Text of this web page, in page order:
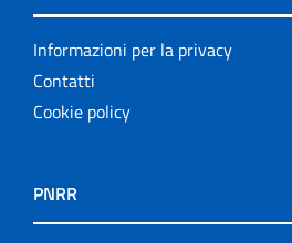
Informazioni per la privacy
Contatti
Cookie policy
PNRR